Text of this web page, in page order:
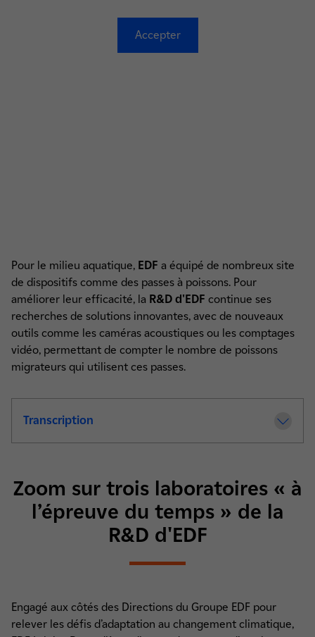
Pour le milieu aquatique, EDF a équipé de nombreux site
de dispositifs comme des passes à poissons. Pour
améliorer leur efficacité, la R&D d'EDF continue ses
recherches de solutions innovantes, avec de nouveaux
outils comme les caméras acoustiques ou les comptages
vidéo, permettant de compter le nombre de poissons
migrateurs qui utilisent ces passes.
Accepter
Transcription de la video Réduire et compenser les
Zoom sur trois laboratoires « à
l’épreuve du temps » de la
R&D d'EDF
Engagé aux côtés des Directions du Groupe EDF pour
relever les défis d’adaptation au changement climatique,